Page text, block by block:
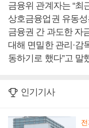
금융위 관계자는 “최
상호금융업권 유동
금융권 간 과도한 자
대해 면밀한 관리·감
동하기로 했다”고 말
인기기사
전